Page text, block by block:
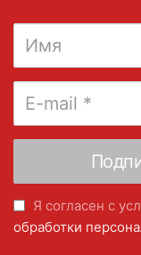
Я согласен с
обработки